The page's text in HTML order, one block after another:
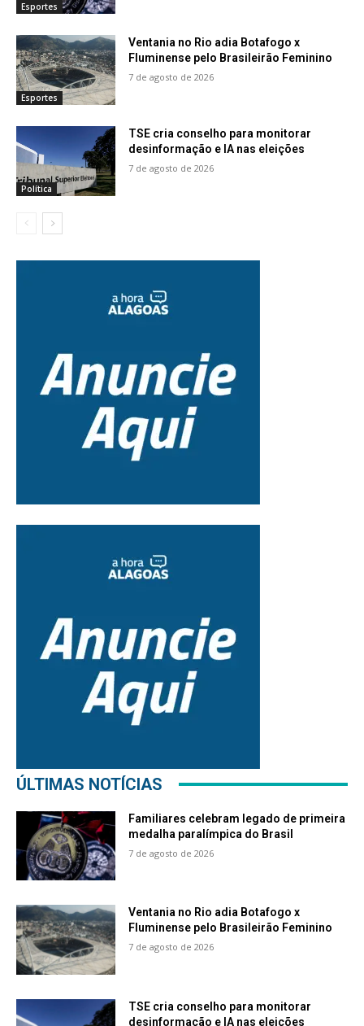
Esportes
Esportes
Ventania no Rio adia Botafogo x
Fluminense pelo Brasileirão Feminino
7 de agosto de 2026
Política
TSE cria conselho para monitorar
desinformação e IA nas eleições
7 de agosto de 2026
ÚLTIMAS NOTÍCIAS
Familiares celebram legado de primeira
medalha paralímpica do Brasil
7 de agosto de 2026
Ventania no Rio adia Botafogo x
Fluminense pelo Brasileirão Feminino
7 de agosto de 2026
TSE cria conselho para monitorar
desinformação e IA nas eleições